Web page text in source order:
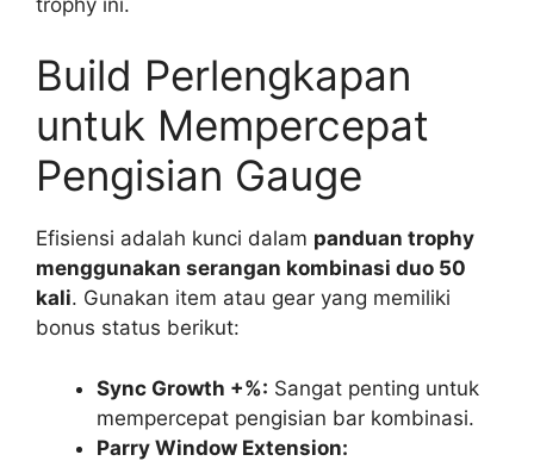
Build Perlengkapan
untuk Mempercepat
Pengisian Gauge
Efisiensi adalah kunci dalam panduan trophy
menggunakan serangan kombinasi duo 50
kali. Gunakan item atau gear yang memiliki
bonus status berikut:
Sync Growth +%: Sangat penting untuk
mempercepat pengisian bar kombinasi.
Parry Window Extension: